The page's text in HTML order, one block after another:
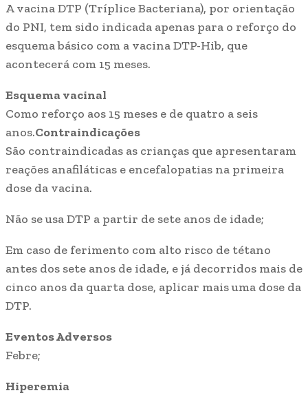
A vacina DTP (Tríplice Bacteriana), por orientação
do PNI, tem sido indicada apenas para o reforço do
esquema básico com a vacina DTP-Hib, que
acontecerá com 15 meses.
Esquema vacinal
Como reforço aos 15 meses e de quatro a seis
anos.Contraindicações
São contraindicadas as crianças que apresentaram
reações anafiláticas e encefalopatias na primeira
dose da vacina.
Não se usa DTP a partir de sete anos de idade;
Em caso de ferimento com alto risco de tétano
antes dos sete anos de idade, e já decorridos mais de
cinco anos da quarta dose, aplicar mais uma dose da
DTP.
Eventos Adversos
Febre;
Hiperemia